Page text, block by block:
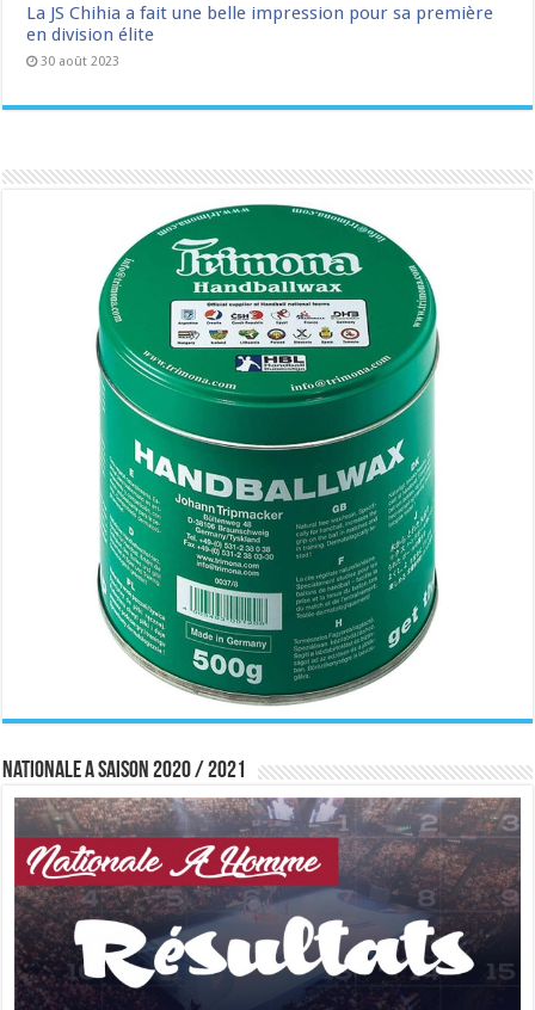
La JS Chihia a fait une belle impression pour sa première
en division élite
30 août 2023
Nationale A saison 2020 / 2021